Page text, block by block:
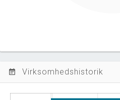
event_note Virksomhedshistorik